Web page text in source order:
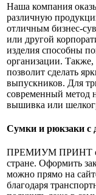
Наша компания
различную
отличным бизнес-
или другой
изделия способны
организации.
позволит сделать
выпускников. Для
современный метод
вышивка или
Сумки и рюкзаки с
ПРЕМИУМ ПРИНТ
стране. Оформить
можно прямо на
благодаря